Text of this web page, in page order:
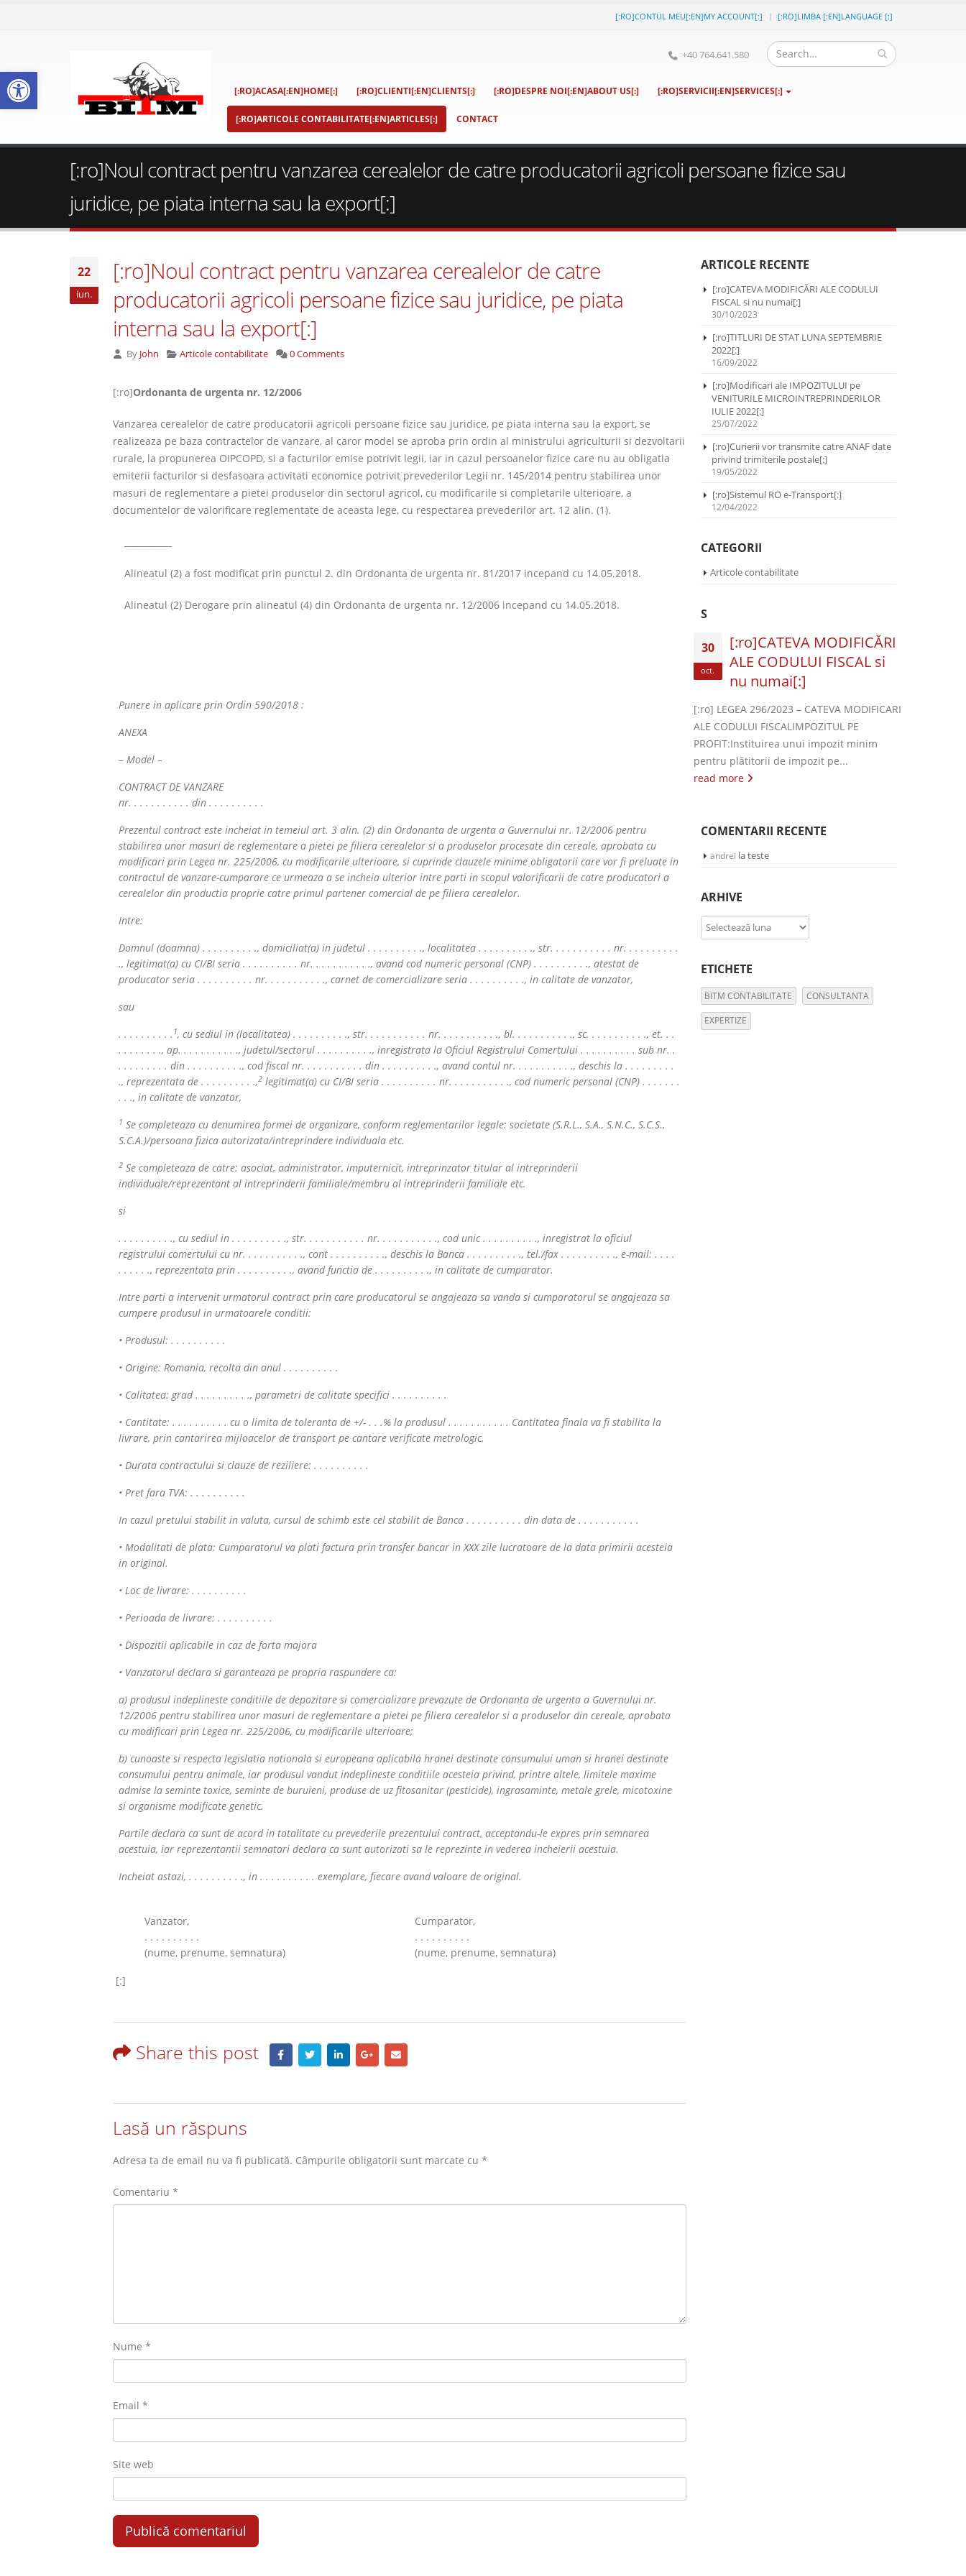
[:RO]CONTUL MEU[:EN]MY ACCOUNT[:] [:RO]LIMBA [:EN]LANGUAGE [:]
+40 764.641.580
[:RO]ACASA[:EN]HOME[:] [:RO]CLIENTI[:EN]CLIENTS[:] [:RO]DESPRE NOI[:EN]ABOUT US[:] [:RO]SERVICII[:EN]SERVICES[:]
[:RO]ARTICOLE CONTABILITATE[:EN]ARTICLES[:] CONTACT
[:ro]Noul contract pentru vanzarea cerealelor de catre producatorii agricoli persoane fizice sau
juridice, pe piata interna sau la export[:]
22
iun.
[:ro]Noul contract pentru vanzarea cerealelor de catre
producatorii agricoli persoane fizice sau juridice, pe piata
interna sau la export[:]
By John Articole contabilitate 0 Comments
[:ro]Ordonanta de urgenta nr. 12/2006
Vanzarea cerealelor de catre producatorii agricoli persoane fizice sau juridice, pe piata interna sau la export, se
realizeaza pe baza contractelor de vanzare, al caror model se aproba prin ordin al ministrului agriculturii si dezvoltarii
rurale, la propunerea OIPCOPD, si a facturilor emise potrivit legii, iar in cazul persoanelor fizice care nu au obligatia
emiterii facturilor si desfasoara activitati economice potrivit prevederilor Legii nr. 145/2014 pentru stabilirea unor
masuri de reglementare a pietei produselor din sectorul agricol, cu modificarile si completarile ulterioare, a
documentelor de valorificare reglementate de aceasta lege, cu respectarea prevederilor art. 12 alin. (1).
Alineatul (2) a fost modificat prin punctul 2. din Ordonanta de urgenta nr. 81/2017 incepand cu 14.05.2018.
Alineatul (2) Derogare prin alineatul (4) din Ordonanta de urgenta nr. 12/2006 incepand cu 14.05.2018.
Punere in aplicare prin Ordin 590/2018 :
ANEXA
– Model –
CONTRACT DE VANZARE
nr. . . . . . . . . . . din . . . . . . . . . .
Prezentul contract este incheiat in temeiul art. 3 alin. (2) din Ordonanta de urgenta a Guvernului nr. 12/2006 pentru
stabilirea unor masuri de reglementare a pietei pe filiera cerealelor si a produselor procesate din cereale, aprobata cu
modificari prin Legea nr. 225/2006, cu modificarile ulterioare, si cuprinde clauzele minime obligatorii care vor fi preluate in
contractul de vanzare-cumparare ce urmeaza a se incheia ulterior intre parti in scopul valorificarii de catre producatori a
cerealelor din productia proprie catre primul partener comercial de pe filiera cerealelor.
Intre:
Domnul (doamna) . . . . . . . . . ., domiciliat(a) in judetul . . . . . . . . . ., localitatea . . . . . . . . . ., str. . . . . . . . . . . nr. . . . . . . . . .
., legitimat(a) cu CI/BI seria . . . . . . . . . . nr. . . . . . . . . . ., avand cod numeric personal (CNP) . . . . . . . . . ., atestat de
producator seria . . . . . . . . . . nr. . . . . . . . . . ., carnet de comercializare seria . . . . . . . . . ., in calitate de vanzator,
sau
. . . . . . . . . . 1, cu sediul in (localitatea) . . . . . . . . . ., str. . . . . . . . . . . nr. . . . . . . . . . ., bl. . . . . . . . . . ., sc. . . . . . . . . . ., et. . .
. . . . . . . ., ap. . . . . . . . . . ., judetul/sectorul . . . . . . . . . ., inregistrata la Oficiul Registrului Comertului . . . . . . . . . . sub nr. .
. . . . . . . . . din . . . . . . . . . ., cod fiscal nr. . . . . . . . . . . din . . . . . . . . . ., avand contul nr. . . . . . . . . . ., deschis la . . . . . . . . .
., reprezentata de . . . . . . . . . .,2 legitimat(a) cu CI/BI seria . . . . . . . . . . nr. . . . . . . . . . ., cod numeric personal (CNP) . . . . . . .
. . ., in calitate de vanzator,
1 Se completeaza cu denumirea formei de organizare, conform reglementarilor legale: societate (S.R.L., S.A., S.N.C., S.C.S.,
S.C.A.)/persoana fizica autorizata/intreprindere individuala etc.
2 Se completeaza de catre: asociat, administrator, imputernicit, intreprinzator titular al intreprinderii
individuale/reprezentant al intreprinderii familiale/membru al intreprinderii familiale etc.
si
. . . . . . . . . ., cu sediul in . . . . . . . . . ., str. . . . . . . . . . . nr. . . . . . . . . . ., cod unic . . . . . . . . . ., inregistrat la oficiul
registrului comertului cu nr. . . . . . . . . . ., cont . . . . . . . . . ., deschis la Banca . . . . . . . . . ., tel./fax . . . . . . . . . ., e-mail: . . . .
. . . . . ., reprezentata prin . . . . . . . . . ., avand functia de . . . . . . . . . ., in calitate de cumparator.
Intre parti a intervenit urmatorul contract prin care producatorul se angajeaza sa vanda si cumparatorul se angajeaza sa
cumpere produsul in urmatoarele conditii:
• Produsul: . . . . . . . . . .
• Origine: Romania, recolta din anul . . . . . . . . . .
• Calitatea: grad . . . . . . . . . ., parametri de calitate specifici . . . . . . . . . .
• Cantitate: . . . . . . . . . . cu o limita de toleranta de +/- . . .% la produsul . . . . . . . . . . . Cantitatea finala va fi stabilita la
livrare, prin cantarirea mijloacelor de transport pe cantare verificate metrologic.
• Durata contractului si clauze de reziliere: . . . . . . . . . .
• Pret fara TVA: . . . . . . . . . .
In cazul pretului stabilit in valuta, cursul de schimb este cel stabilit de Banca . . . . . . . . . . din data de . . . . . . . . . . .
• Modalitati de plata: Cumparatorul va plati factura prin transfer bancar in XXX zile lucratoare de la data primirii acesteia
in original.
• Loc de livrare: . . . . . . . . . .
• Perioada de livrare: . . . . . . . . . .
• Dispozitii aplicabile in caz de forta majora
• Vanzatorul declara si garanteaza pe propria raspundere ca:
a) produsul indeplineste conditiile de depozitare si comercializare prevazute de Ordonanta de urgenta a Guvernului nr.
12/2006 pentru stabilirea unor masuri de reglementare a pietei pe filiera cerealelor si a produselor din cereale, aprobata
cu modificari prin Legea nr. 225/2006, cu modificarile ulterioare;
b) cunoaste si respecta legislatia nationala si europeana aplicabila hranei destinate consumului uman si hranei destinate
consumului pentru animale, iar produsul vandut indeplineste conditiile acesteia privind, printre altele, limitele maxime
admise la seminte toxice, seminte de buruieni, produse de uz fitosanitar (pesticide), ingrasaminte, metale grele, micotoxine
si organisme modificate genetic.
Partile declara ca sunt de acord in totalitate cu prevederile prezentului contract, acceptandu-le expres prin semnarea
acestuia, iar reprezentantii semnatari declara ca sunt autorizati sa le reprezinte in vederea incheierii acestuia.
Incheiat astazi, . . . . . . . . . ., in . . . . . . . . . . exemplare, fiecare avand valoare de original.
Vanzator,
. . . . . . . . . .
(nume, prenume, semnatura)
Cumparator,
. . . . . . . . . .
(nume, prenume, semnatura)
[:]
Share this post
Lasă un răspuns
Adresa ta de email nu va fi publicată. Câmpurile obligatorii sunt marcate cu *
Comentariu *
Nume *
Email *
Site web
ARTICOLE RECENTE
[:ro]CATEVA MODIFICĂRI ALE CODULUI
FISCAL si nu numai[:]
30/10/2023
[:ro]TITLURI DE STAT LUNA SEPTEMBRIE
2022[:]
16/09/2022
[:ro]Modificari ale IMPOZITULUI pe
VENITURILE MICROINTREPRINDERILOR
IULIE 2022[:]
25/07/2022
[:ro]Curierii vor transmite catre ANAF date
privind trimiterile postale[:]
19/05/2022
[:ro]Sistemul RO e-Transport[:]
12/04/2022
CATEGORII
Articole contabilitate
S
30
oct.
[:ro]CATEVA MODIFICĂRI
ALE CODULUI FISCAL si
nu numai[:]
[:ro] LEGEA 296/2023 – CATEVA MODIFICARI
ALE CODULUI FISCALIMPOZITUL PE
PROFIT:Instituirea unui impozit minim
pentru plătitorii de impozit pe...
read more
COMENTARII RECENTE
andrei lateste
ARHIVE
Arhive
ETICHETE
BITM CONTABILITATE CONSULTANTA
EXPERTIZE
Deschide bara de unelte